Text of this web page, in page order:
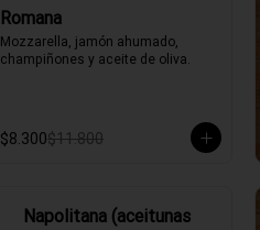
Romana
Mozzarella, jamón ahumado,
champiñones y aceite de oliva.
$8.300$11.800
Napolitana (aceitunas